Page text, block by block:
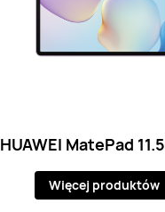
HUAWEI MatePad
Więcej produktów